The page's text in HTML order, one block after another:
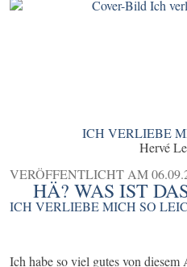
ICH VERLIEBE
Hervé
VERÖFFENTLICHT AM
HÄ? WAS IST
ICH VERLIEBE MICH SO
Ich habe so viel gutes von